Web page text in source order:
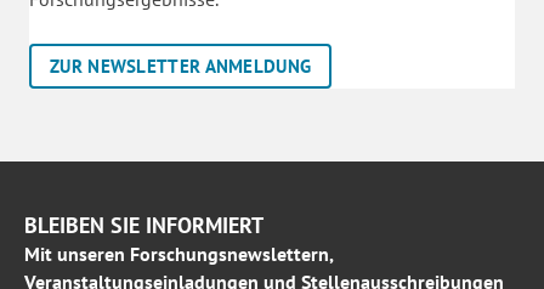
ZUR NEWSLETTER ANMELDUNG
BLEIBEN SIE INFORMIERT
Mit unseren Forschungsnewslettern,
Veranstaltungseinladungen und Stellenausschreibungen